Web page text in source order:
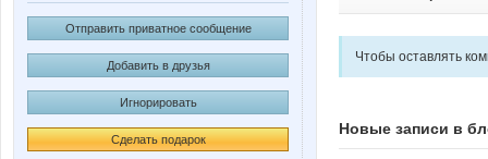
Отправить приватное сообщение
Добавить в друзья
Игнорировать
Сделать подарок
Чтобы оставлять
Новые записи в